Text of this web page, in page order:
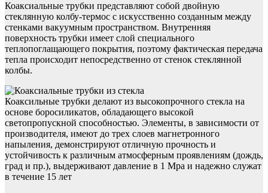
Коаксиальные трубки представляют собой двойную
стеклянную колбу-термос с искусственно созданным между
стенками вакуумным пространством. Внутренняя
поверхность трубки имеет слой специального
теплопоглащающего покрытия, поэтому фактическая передача
тепла происходит непосредственно от стенок стеклянной
колбы.
Коаксильные трубки делают из высокопрочного стекла на
основе боросиликатов, обладающего высокой
светопропускной способностью. Элементы, в зависимости от
производителя, имеют до трех слоев магнетронного
напыления, демонстрируют отличную прочность и
устойчивость к различным атмосферным проявлениям (дождь,
град и пр.), выдерживают давление в 1 Mpa и надежно служат
в течение 15 лет